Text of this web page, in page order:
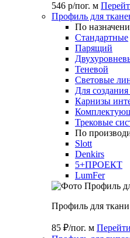
546 р/пог. м
Профиль для
По
Стандартные
Парящий
Теневой
Световые
Для
Карнизы
Трековые
По
Slott
Denkirs
5+ПРОЕКТ
LumFer
Профиль для
85 ₽/пог. м Перейти